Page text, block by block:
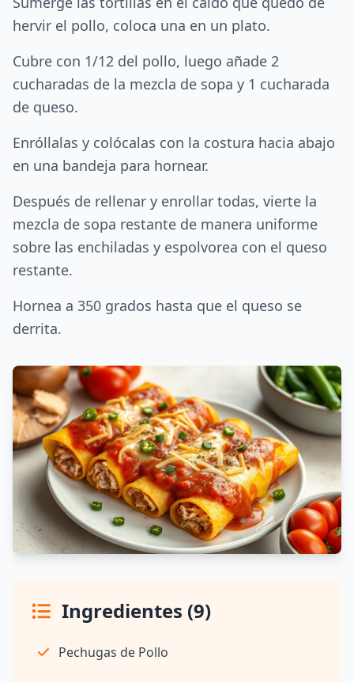
hervir el pollo, coloca una en un plato.
Cubre con 1/12 del pollo, luego añade 2
cucharadas de la mezcla de sopa y 1 cucharada
de queso.
Enróllalas y colócalas con la costura hacia abajo
en una bandeja para hornear.
Después de rellenar y enrollar todas, vierte la
mezcla de sopa restante de manera uniforme
sobre las enchiladas y espolvorea con el queso
restante.
Hornea a 350 grados hasta que el queso se
derrita.
Ingredientes (9)
Pechugas de Pollo